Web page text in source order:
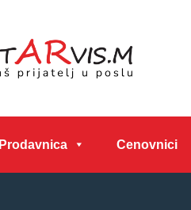
Prodavnica Cenovnici